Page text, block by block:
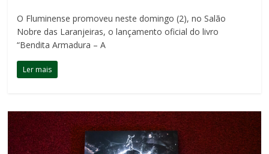
O Fluminense promoveu neste domingo (2), no Salão
Nobre das Laranjeiras, o lançamento oficial do livro
“Bendita Armadura – A
Ler mais